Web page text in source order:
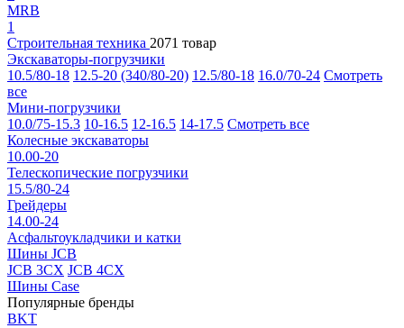
MRB
1
Строительная техника 2071 товар
Экскаваторы-погрузчики
10.5/80-18 12.5-20 (340/80-20) 12.5/80-18 16.0/70-24 Смотреть
все
Мини-погрузчики
10.0/75-15.3 10-16.5 12-16.5 14-17.5 Смотреть все
Колесные экскаваторы
10.00-20
Телескопические погрузчики
15.5/80-24
Грейдеры
14.00-24
Асфальтоукладчики и катки
Шины JCB
JCB 3CX JCB 4CX
Шины Case
Популярные бренды
BKT